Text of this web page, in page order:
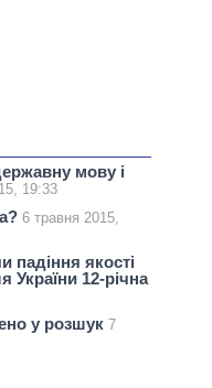
мову і
19:33
6 травня 2015,
падіння якості
України 12-річна
у розшук 7